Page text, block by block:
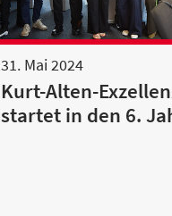
31. Mai 2024
Kurt-Alten-
startet in den 6.